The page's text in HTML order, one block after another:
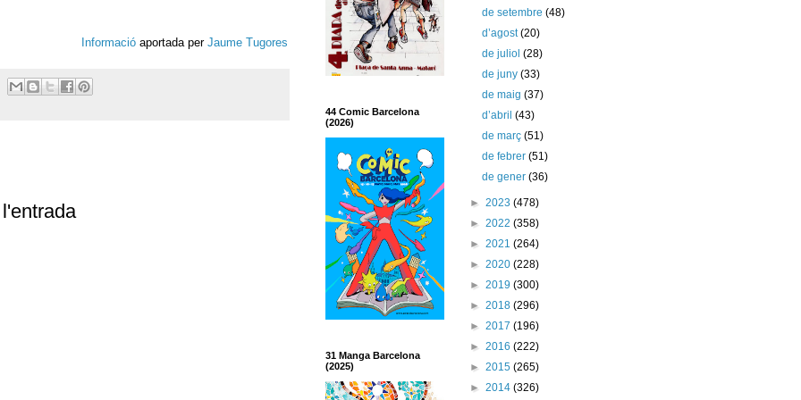
Informació aportada per Jaume Tugores
44 Comic Barcelona
(2026)
31 Manga Barcelona
(2025)
de setembre(48)
d’agost(20)
de juliol(28)
de juny(33)
de maig(37)
d’abril(43)
de març(51)
de febrer(51)
de gener(36)
► 2023 (478)
► 2022 (358)
► 2021 (264)
► 2020 (228)
► 2019 (300)
► 2018 (296)
► 2017 (196)
► 2016 (222)
► 2015 (265)
► 2014 (326)